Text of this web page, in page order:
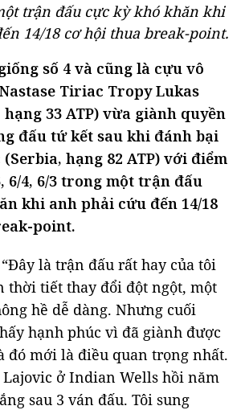
trận đấu cực kỳ khó khăn khi
14/18 cơ hội thua break-point.
số 4 và cũng là cựu vô
Tiriac Tropy Lukas
hạng 33 ATP) vừa giành quyền
đấu tứ kết sau khi đánh bại
hạng 82 ATP) với điểm
6/4, 6/3 trong một trận đấu
khi anh phải cứu đến 14/18
point.
là trận đấu rất hay của tôi
thời tiết thay đổi đột ngột, một
hề dễ dàng. Nhưng cuối
hạnh phúc vì đã giành được
đó mới là điều quan trọng nhất.
ở Indian Wells hồi năm
sau 3 ván đấu. Tôi sung